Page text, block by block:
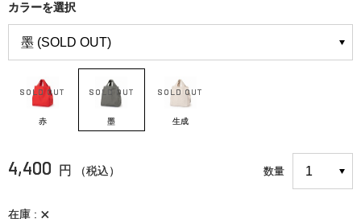
カラーを選択
赤 墨 生成
4,400 円 （税込） 数量
在庫 ×